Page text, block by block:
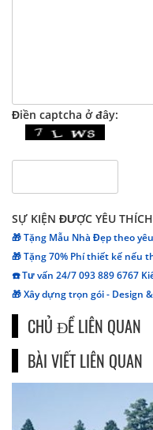
Điền captcha ở đây:
SỰ KIỆN ĐƯỢC YÊU THÍCH
🎁 Tặng Mẫu Nhà Đẹp theo
🎁 Tặng 70% Phí thiết kế nếu
☎️ Tư vấn 24/7 093 889 6767
🎁 Xây dựng trọn gói - Design
CHỦ ĐỀ LIÊN QUAN
BÀI VIẾT LIÊN QUAN